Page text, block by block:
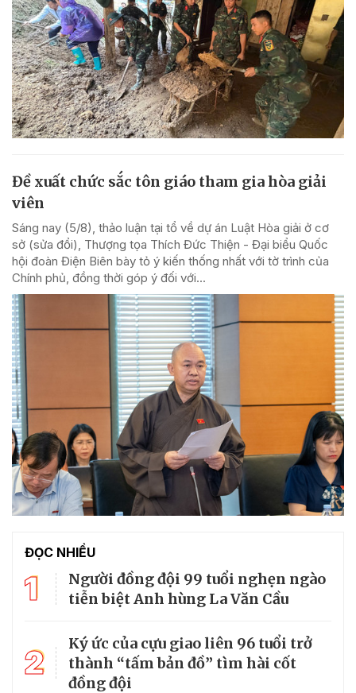
Đề xuất chức sắc tôn giáo tham gia hòa giải
viên
Sáng nay (5/8), thảo luận tại tổ về dự án Luật Hòa giải ở cơ
sở (sửa đổi), Thượng tọa Thích Đức Thiện - Đại biểu Quốc
hội đoàn Điện Biên bày tỏ ý kiến thống nhất với tờ trình của
Chính phủ, đồng thời góp ý đối với...
ĐỌC NHIỀU
1
Người đồng đội 99 tuổi nghẹn ngào
tiễn biệt Anh hùng La Văn Cầu
2
Ký ức của cựu giao liên 96 tuổi trở
thành “tấm bản đồ” tìm hài cốt
đồng đội